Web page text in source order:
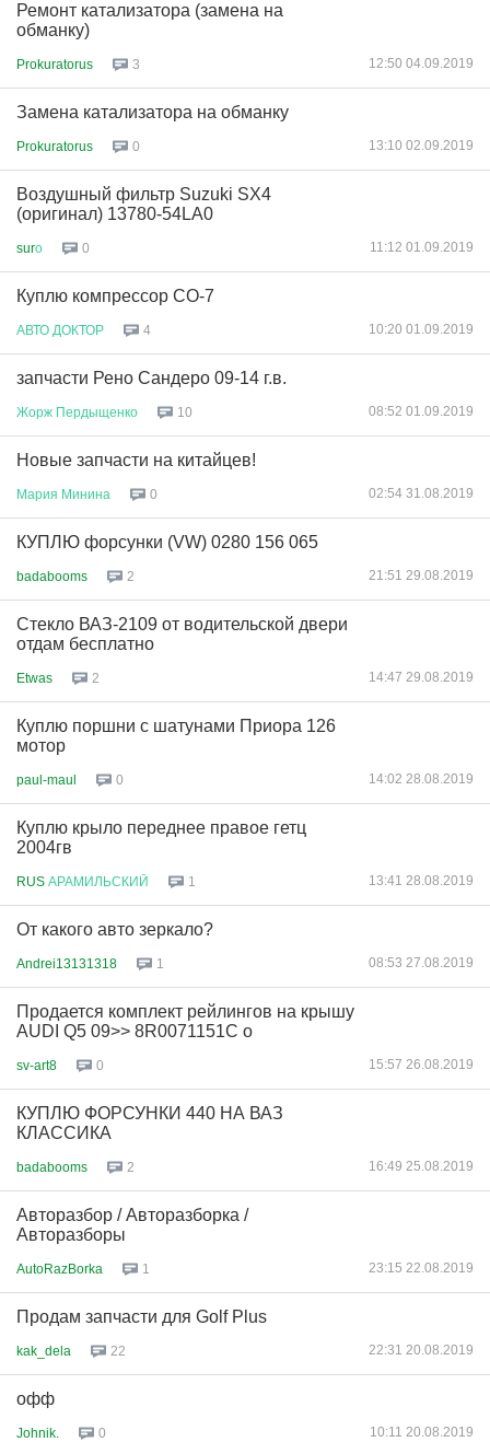
Ремонт катализатора (замена на
обманку)
Prokuratorus 3 12:50 04.09.2019
Замена катализатора на обманку
Prokuratorus 0 13:10 02.09.2019
Воздушный фильтр Suzuki SX4
(оригинал) 13780-54LA0
surо 0 11:12 01.09.2019
Куплю компрессор СО-7
АВТО ДОКТОР 4 10:20 01.09.2019
запчасти Рено Сандеро 09-14 г.в.
Жорж Пердыщенко 10 08:52 01.09.2019
Новые запчасти на китайцев!
Мария Минина 0 02:54 31.08.2019
КУПЛЮ форсунки (VW) 0280 156 065
badabooms 2 21:51 29.08.2019
Стекло ВАЗ-2109 от водительской двери
отдам бесплатно
Etwas 2 14:47 29.08.2019
Куплю поршни с шатунами Приора 126
мотор
paul-maul 0 14:02 28.08.2019
Куплю крыло переднее правое гетц
2004гв
RUS АРАМИЛЬСКИЙ 1 13:41 28.08.2019
От какого авто зеркало?
Andrei13131318 1 08:53 27.08.2019
Продается комплект рейлингов на крышу
AUDI Q5 09>> 8R0071151C о
sv-art8 0 15:57 26.08.2019
КУПЛЮ ФОРСУНКИ 440 НА ВАЗ
КЛАССИКА
badabooms 2 16:49 25.08.2019
Авторазбор / Авторазборка /
Авторазборы
AutoRazBorka 1 23:15 22.08.2019
Продам запчасти для Golf Plus
kak_dela 22 22:31 20.08.2019
офф
Johnik. 0 10:11 20.08.2019